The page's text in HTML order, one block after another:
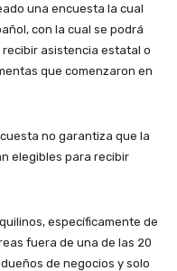
una encuesta la cual
con la cual se podrá
asistencia estatal o
que comenzaron en
no garantiza que la
elegibles para recibir
específicamente de
fuera de una de las 20
de negocios y solo